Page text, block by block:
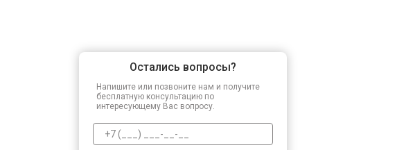
Остались вопросы?
Напишите или позвоните нам и получите
бесплатную консультацию по
интересующему Вас вопросу.